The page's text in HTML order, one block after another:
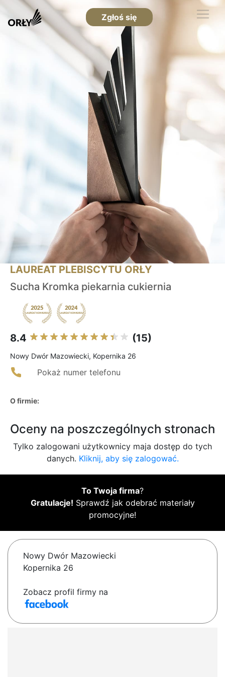
Zgłoś się
LAUREAT PLEBISCYTU ORŁY
Sucha Kromka piekarnia cukiernia
8.4 (15)
Nowy Dwór Mazowiecki, Kopernika 26
Pokaż numer telefonu
O firmie:
Oceny na poszczególnych stronach
Tylko zalogowani użytkownicy maja dostęp do tych
danych. Kliknij, aby się zalogować.
To Twoja firma?
Gratulacje! Sprawdź jak odebrać materiały
promocyjne!
Nowy Dwór Mazowiecki
Kopernika 26
Zobacz profil firmy na